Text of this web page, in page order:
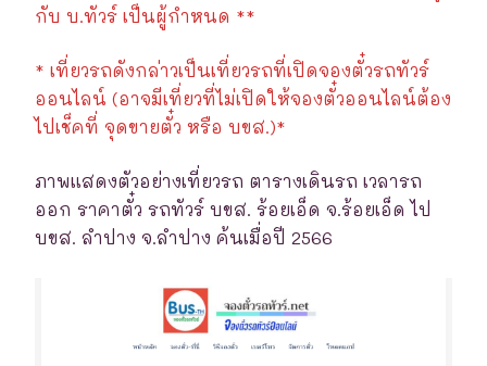
กับ บ.ทัวร์ เป็นผู้กำหนด **
* เที่ยวรถดังกล่าวเป็นเที่ยวรถที่เปิดจองตั๋วรถทัวร์
ออนไลน์ (อาจมีเที่ยวที่ไม่เปิดให้จองตั๋วออนไลน์ต้อง
ไปเช็คที่ จุดขายตั๋ว หรือ บขส.)*
ภาพแสดงตัวอย่างเที่ยวรถ ตารางเดินรถ เวลารถ
ออก ราคาตั๋ว รถทัวร์ บขส. ร้อยเอ็ด จ.ร้อยเอ็ด ไป
บขส. ลำปาง จ.ลำปาง ค้นเมื่อปี 2566